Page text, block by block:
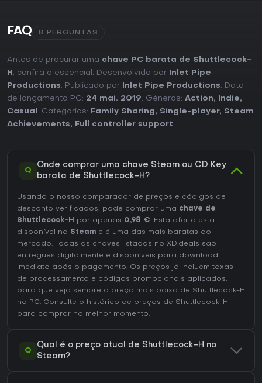
nichado pode preferir outras opções, já que seu valor
depende da tolerância à alta dificuldade e incentivos
FAQ 8 PERGUNTAS
Antes de procurar uma chave PC barata de Shuttlecock-
H , confira o essencial. Desenvolvido por
Inlet Pipe
Productions. Publicado por Inlet Pipe Productions. Data
de lançamento PC: 24 mai. 2019. Géneros: Action, Indie,
Casual . Categorias: Family Sharing, Single-player, Steam
Achievements, Full controller support.
Q
Onde comprar uma chave Steam ou CD Key
barata de Shuttlecock-H?
Usando o nosso comparador de preços e códigos de
desconto verificados, pode comprar uma chave de
Shuttlecock-H
por apenas 0,98 €. Esta oferta está
disponível na Steam e é uma das mais baratas do
mercado. Todas as chaves listadas no XD.deals são
entregues digitalmente e disponíveis para download
imediato após o pagamento. Os preços já incluem taxas
de processamento e códigos promocionais aplicados,
para que veja sempre o preço mais baixo de Shuttlecock-H
no PC. Consulte o histórico de preços de Shuttlecock-H
para comprar no melhor momento.
Q
Qual é o preço atual de Shuttlecock-H no
Steam?